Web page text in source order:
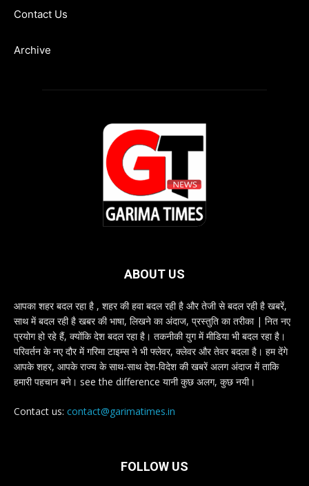
Contact Us
Archive
ABOUT US
आपका शहर बदल रहा है , शहर की हवा बदल रही है और तेजी से बदल रही है खबरें,
साथ में बदल रही है खबर की भाषा, लिखने का अंदाज, प्रस्तुति का तरीका | नित नए
प्रयोग हो रहे हैं, क्योंकि देश बदल रहा है। तकनीकी युग में मीडिया भी बदल रहा है।
परिवर्तन के नए दौर में गरिमा टाइम्स ने भी फ्लेवर, क्लेवर और तेवर बदला है। हम देंगे
आपके शहर, आपके राज्य के साथ-साथ देश-विदेश की खबरें अलग अंदाज में ताकि
हमारी पहचान बने। see the difference यानी कुछ अलग, कुछ नयी।
Contact us: contact@garimatimes.in
FOLLOW US